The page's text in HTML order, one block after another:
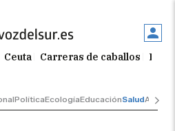
Ceuta Carreras de caballos El
PolíticaEcologíaEducaciónSalud